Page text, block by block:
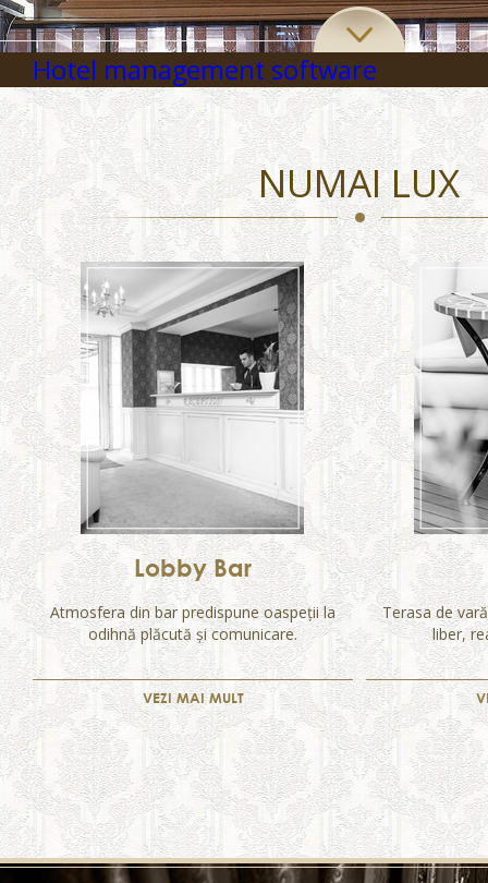
Hotel management software
NUMAI LUX
Lobby Bar
Atmosfera din bar predispune oaspeții la
odihnă plăcută și comunicare.
VEZI MAI MULT
Terasa de
liber,